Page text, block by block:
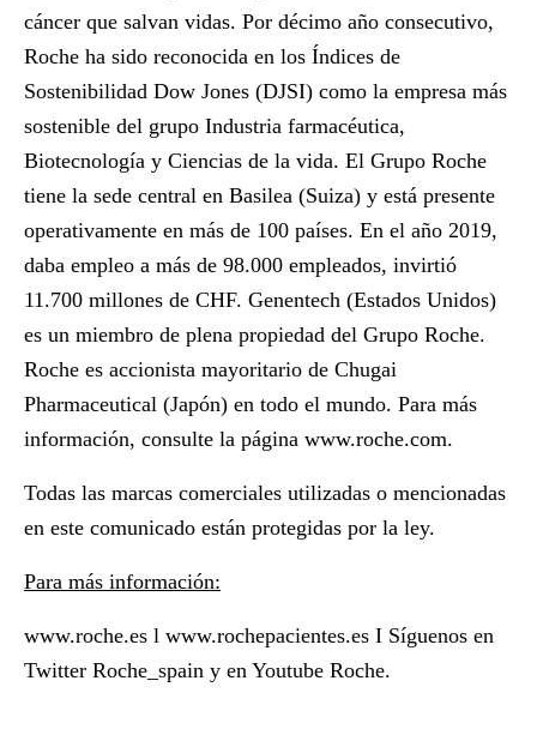
cáncer que salvan vidas. Por décimo año consecutivo,
Roche ha sido reconocida en los Índices de
Sostenibilidad Dow Jones (DJSI) como la empresa más
sostenible del grupo Industria farmacéutica,
Biotecnología y Ciencias de la vida. El Grupo Roche
tiene la sede central en Basilea (Suiza) y está presente
operativamente en más de 100 países. En el año 2019,
daba empleo a más de 98.000 empleados, invirtió
11.700 millones de CHF. Genentech (Estados Unidos)
es un miembro de plena propiedad del Grupo Roche.
Roche es accionista mayoritario de Chugai
Pharmaceutical (Japón) en todo el mundo. Para más
información, consulte la página www.roche.com.
Todas las marcas comerciales utilizadas o mencionadas
en este comunicado están protegidas por la ley.
Para más información:
www.roche.es l www.rochepacientes.es I Síguenos en
Twitter Roche_spain y en Youtube Roche.